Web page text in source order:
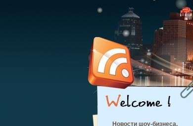
Новости шоу-бизнеса,